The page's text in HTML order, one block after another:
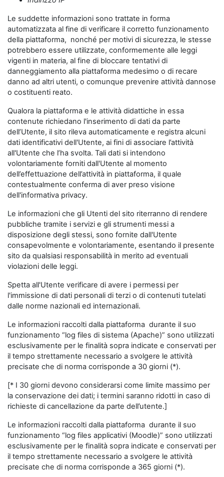
Le suddette informazioni sono trattate in forma
automatizzata al fine di verificare il corretto funzionamento
della piattaforma, nonché per motivi di sicurezza, le stesse
potrebbero essere utilizzate, conformemente alle leggi
vigenti in materia, al fine di bloccare tentativi di
danneggiamento alla piattaforma medesimo o di recare
danno ad altri utenti, o comunque prevenire attività dannose
o costituenti reato.
Qualora la piattaforma e le attività didattiche in essa
contenute richiedano l'inserimento di dati da parte
dell’Utente, il sito rileva automaticamente e registra alcuni
dati identificativi dell'Utente, ai fini di associare l’attività
all'Utente che l’ha svolta. Tali dati si intendono
volontariamente forniti dall'Utente al momento
dell’effettuazione dell’attività in piattaforma, il quale
contestualmente conferma di aver preso visione
dell'informativa privacy.
Le informazioni che gli Utenti del sito riterranno di rendere
pubbliche tramite i servizi e gli strumenti messi a
disposizione degli stessi, sono fornite dall'Utente
consapevolmente e volontariamente, esentando il presente
sito da qualsiasi responsabilità in merito ad eventuali
violazioni delle leggi.
Spetta all'Utente verificare di avere i permessi per
l'immissione di dati personali di terzi o di contenuti tutelati
dalle norme nazionali ed internazionali.
Le informazioni raccolti dalla piattaforma durante il suo
funzionamento “log files di sistema (Apache)” sono utilizzati
esclusivamente per le finalità sopra indicate e conservati per
il tempo strettamente necessario a svolgere le attività
precisate che di norma corrisponde a 30 giorni (*).
[* I 30 giorni devono considerarsi come limite massimo per
la conservazione dei dati; i termini saranno ridotti in caso di
richieste di cancellazione da parte dell’utente.]
Le informazioni raccolti dalla piattaforma durante il suo
funzionamento “log files applicativi (Moodle)” sono utilizzati
esclusivamente per le finalità sopra indicate e conservati per
il tempo strettamente necessario a svolgere le attività
precisate che di norma corrisponde a 365 giorni (*).